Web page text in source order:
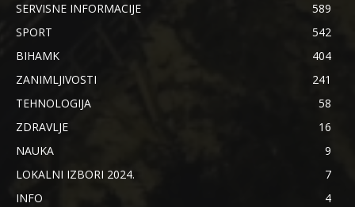
SERVISNE INFORMACIJE
589
SPORT
542
BIHAMK
404
ZANIMLJIVOSTI
241
TEHNOLOGIJA
58
ZDRAVLJE
16
NAUKA
9
LOKALNI IZBORI 2024.
7
INFO
4